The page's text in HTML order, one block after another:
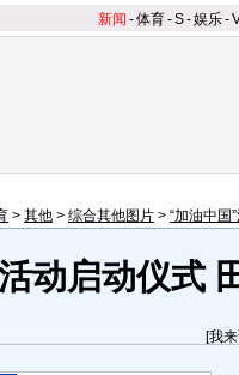
新闻 -体育-S-娱乐-
> 其他 > 综合其他图片 > “加油中国
动启动仪式
[我